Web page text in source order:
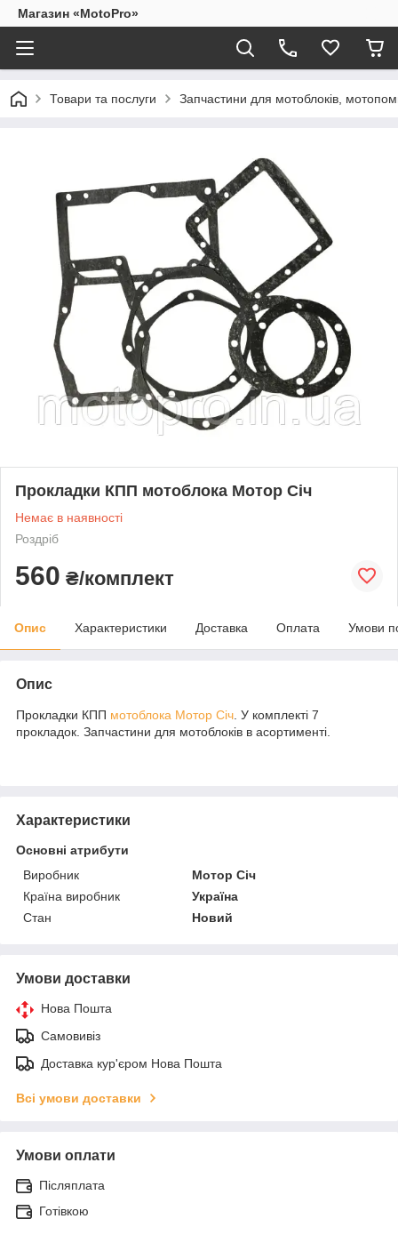
Магазин «MotoPro»
Товари та послуги Запчастини для мотоблоків,
Прокладки КПП мотоблока Мотор Січ
Немає в наявності
Роздріб
560 ₴/комплект
Опис Характеристики Доставка Оплата Умови
Опис
Прокладки КПП мотоблока Мотор Січ . У комплекті 7
прокладок. Запчастини для мотоблоків в асортименті.
Характеристики
Основні атрибути
Виробник
Мотор Січ
Країна виробник
Україна
Стан
Новий
Умови доставки
Нова Пошта
Самовивіз
Доставка кур'єром Нова Пошта
Всі умови доставки
Умови оплати
Післяплата
Готівкою